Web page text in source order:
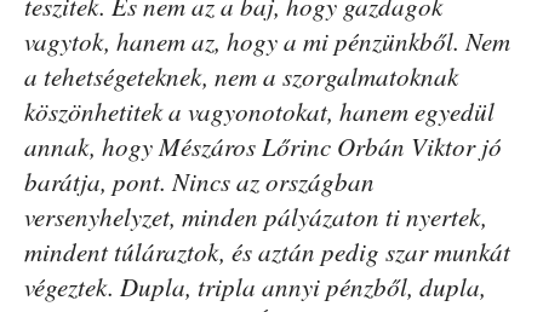
vagytok, hanem az, hogy a mi pénzünkből. Nem
a tehetségeteknek, nem a szorgalmatoknak
köszönhetitek a vagyonotokat, hanem egyedül
annak, hogy Mészáros Lőrinc Orbán Viktor jó
barátja, pont. Nincs az országban
versenyhelyzet, minden pályázaton ti nyertek,
mindent túláraztok, és aztán pedig szar munkát
végeztek. Dupla, tripla annyi pénzből, dupla,